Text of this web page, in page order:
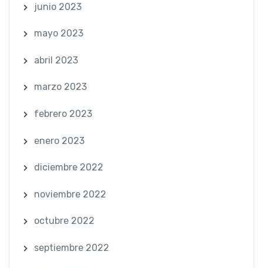
junio 2023
mayo 2023
abril 2023
marzo 2023
febrero 2023
enero 2023
diciembre 2022
noviembre 2022
octubre 2022
septiembre 2022